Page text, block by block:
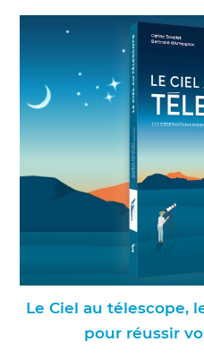
Le Ciel au télescope,
pour réussir